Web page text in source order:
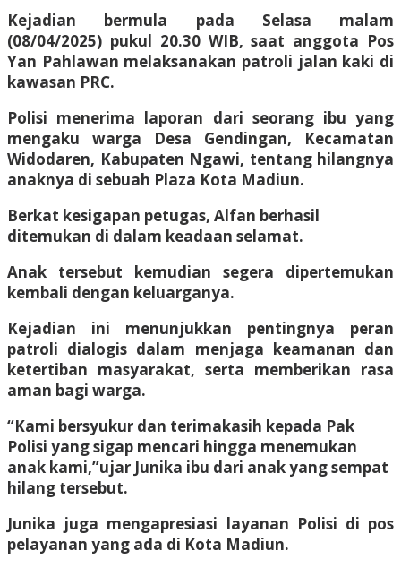
Kejadian bermula pada Selasa malam
(08/04/2025) pukul 20.30 WIB, saat anggota Pos
Yan Pahlawan melaksanakan patroli jalan kaki di
kawasan PRC.
Polisi menerima laporan dari seorang ibu yang
mengaku warga Desa Gendingan, Kecamatan
Widodaren, Kabupaten Ngawi, tentang hilangnya
anaknya di sebuah Plaza Kota Madiun.
Berkat kesigapan petugas, Alfan berhasil
ditemukan di dalam keadaan selamat.
Anak tersebut kemudian segera dipertemukan
kembali dengan keluarganya.
Kejadian ini menunjukkan pentingnya peran
patroli dialogis dalam menjaga keamanan dan
ketertiban masyarakat, serta memberikan rasa
aman bagi warga.
“Kami bersyukur dan terimakasih kepada Pak
Polisi yang sigap mencari hingga menemukan
anak kami,”ujar Junika ibu dari anak yang sempat
hilang tersebut.
Junika juga mengapresiasi layanan Polisi di pos
pelayanan yang ada di Kota Madiun.